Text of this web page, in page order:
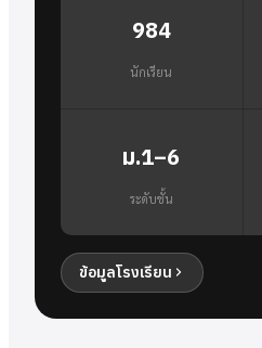
984
นักเรียน
ม.1–6
ระดับชั้น
ข้อมูลโรงเรียน